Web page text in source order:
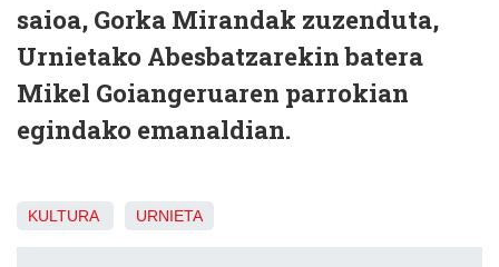
saioa, Gorka Mirandak zuzenduta,
Urnietako Abesbatzarekin batera
Mikel Goiangeruaren parrokian
egindako emanaldian.
KULTURA URNIETA